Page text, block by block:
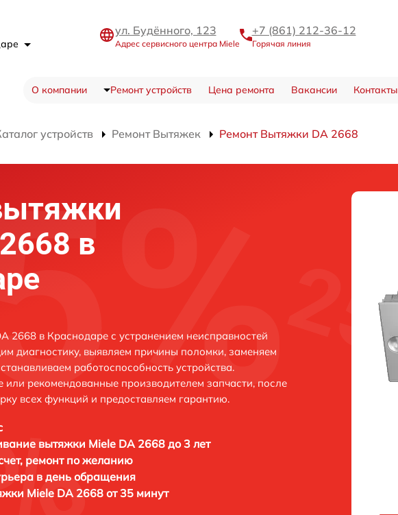
ул. Будённого, 123
Адрес сервисного центра Miele
+7 (861) 212-36-12
Горячая линия
О компании Ремонт устройств Цена ремонта Вакансии Контакты
устройств Ремонт Вытяжек Ремонт Вытяжки DA 2668
в
2668 в Краснодаре с устранением неисправностей
диагностику, выявляем причины поломки, заменяем
работоспособность устройства.
рекомендованные производителем запчасти, после
всех функций и предоставляем гарантию.
вытяжки Miele DA 2668 до 3 лет
ремонт по желанию
в день обращения
Miele DA 2668 от 35 минут